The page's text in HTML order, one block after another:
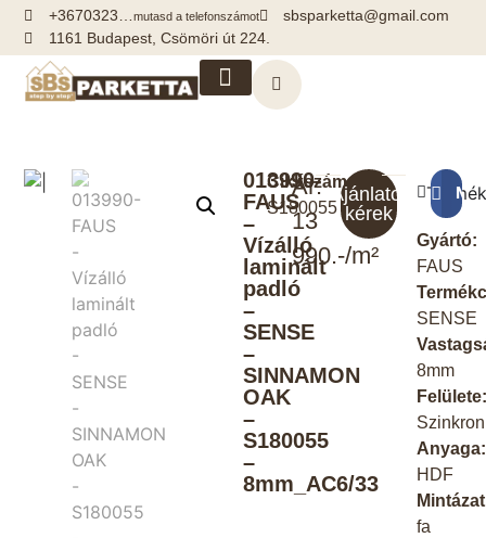
+3670323…mutasd a telefonszámot
sbsparketta@gmail.com
1161 Budapest, Csömöri út 224.
013990-
FAUS
–
Vízálló
laminált
padló
–
SENSE
–
SINNAMON
OAK
–
S180055
–
8mm_AC6/33
Cikkszám:
S180055
Ár:
13
990.-/m²
Ajánlatot
kérek
Gyártó:
FAUS
SENSE
8mm
Anyaga:
HDF
fa